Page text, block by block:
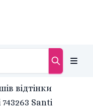
відтінки
Santi